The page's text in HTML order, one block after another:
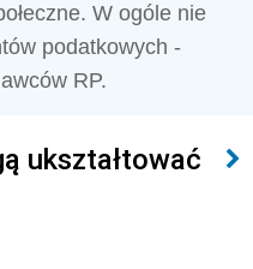
W ogóle nie
podatkowych -
RP.
ukształtować